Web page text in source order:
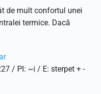
de mult confortul unei
termice. Dacă
/ Pl: ~i / E: sterpet + -